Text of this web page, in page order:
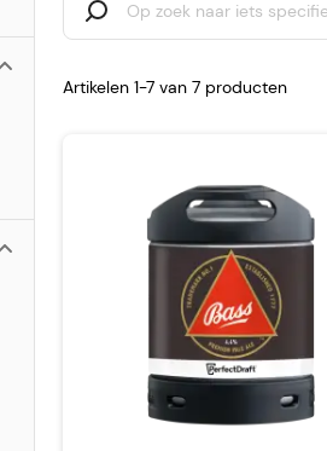
Artikelen 1-7 van 7 producten